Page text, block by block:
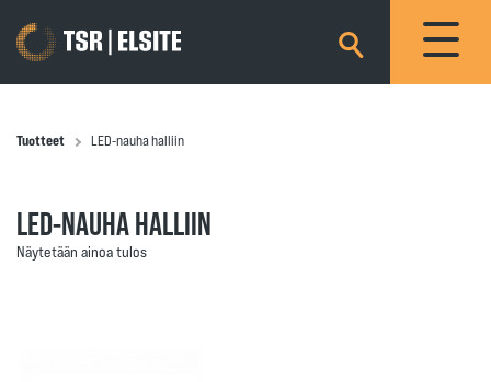
×
Tuotteet LED-nauha halliin
LED-NAUHA HALLIIN
Näytetään ainoa tulos